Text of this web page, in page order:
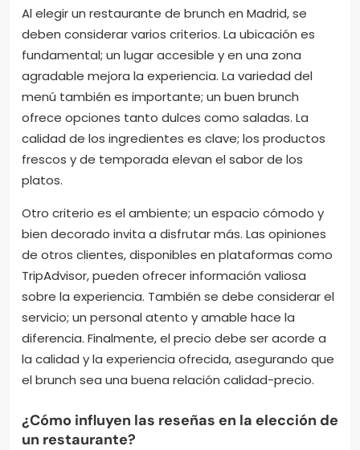
Al elegir un restaurante de brunch en Madrid, se
deben considerar varios criterios. La ubicación es
fundamental; un lugar accesible y en una zona
agradable mejora la experiencia. La variedad del
menú también es importante; un buen brunch
ofrece opciones tanto dulces como saladas. La
calidad de los ingredientes es clave; los productos
frescos y de temporada elevan el sabor de los
platos.
Otro criterio es el ambiente; un espacio cómodo y
bien decorado invita a disfrutar más. Las opiniones
de otros clientes, disponibles en plataformas como
TripAdvisor, pueden ofrecer información valiosa
sobre la experiencia. También se debe considerar el
servicio; un personal atento y amable hace la
diferencia. Finalmente, el precio debe ser acorde a
la calidad y la experiencia ofrecida, asegurando que
el brunch sea una buena relación calidad-precio.
¿Cómo influyen las reseñas en la elección de
un restaurante?